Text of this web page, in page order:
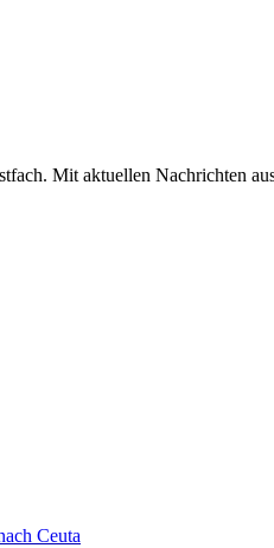
Mit aktuellen Nachrichten
Ceuta